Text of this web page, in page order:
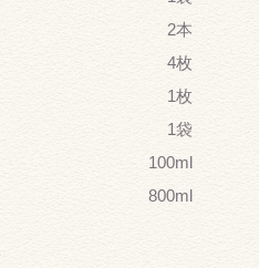
2本
4枚
1枚
1袋
100ml
800ml